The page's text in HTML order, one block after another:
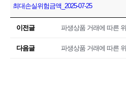
최대손실위험금액_2025-07-25
이전글
다음글